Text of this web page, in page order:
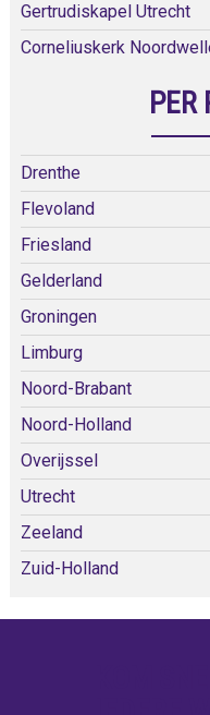
Gertrudiskapel Utrecht
Corneliuskerk
PER
Drenthe
Flevoland
Friesland
Gelderland
Groningen
Limburg
Noord-Brabant
Noord-Holland
Overijssel
Utrecht
Zeeland
Zuid-Holland